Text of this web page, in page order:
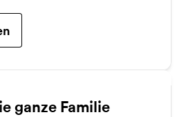
ganze Familie